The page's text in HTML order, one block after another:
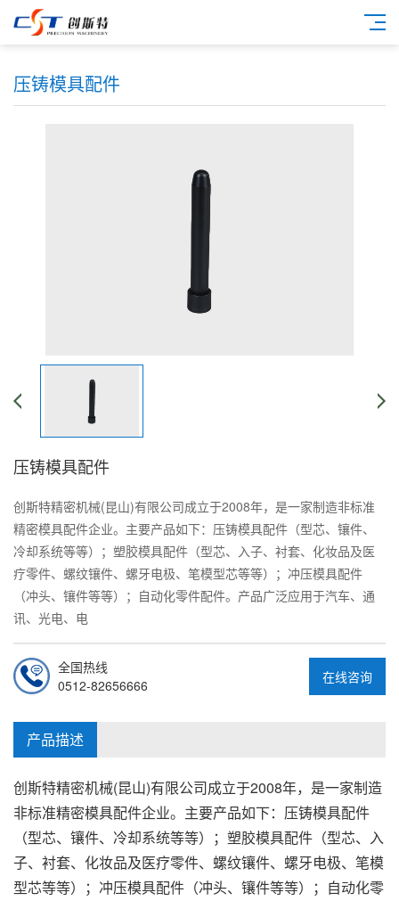
压铸模具配件
压铸模具配件
创斯特精密机械(昆山)有限公司成立于2008年，是一家制造非标准
精密模具配件企业。主要产品如下：压铸模具配件（型芯、镶件、
冷却系统等等）；塑胶模具配件（型芯、入子、衬套、化妆品及医
疗零件、螺纹镶件、螺牙电极、笔模型芯等等）；冲压模具配件
（冲头、镶件等等）；自动化零件配件。产品广泛应用于汽车、通
讯、光电、电
在线咨询
全国热线
0512-82656666
产品描述
创斯特精密机械(昆山)有限公司成立于2008年，是一家制造
非标准精密模具配件企业。主要产品如下：压铸模具配件
（型芯、镶件、冷却系统等等）；塑胶模具配件（型芯、入
子、衬套、化妆品及医疗零件、螺纹镶件、螺牙电极、笔模
型芯等等）；冲压模具配件（冲头、镶件等等）；自动化零